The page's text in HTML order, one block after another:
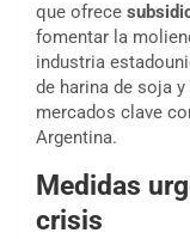
que ofrece
fomentar la
industria
de harina de soja
mercados clave
Argentina.
Medidas
crisis